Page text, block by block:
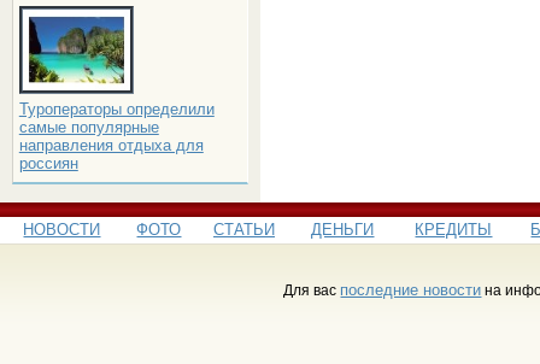
Туроператоры определили
самые популярные
направления отдыха для
россиян
НОВОСТИ ФОТО СТАТЬИ ДЕНЬГИ КРЕДИТЫ
Для вас последние новости на